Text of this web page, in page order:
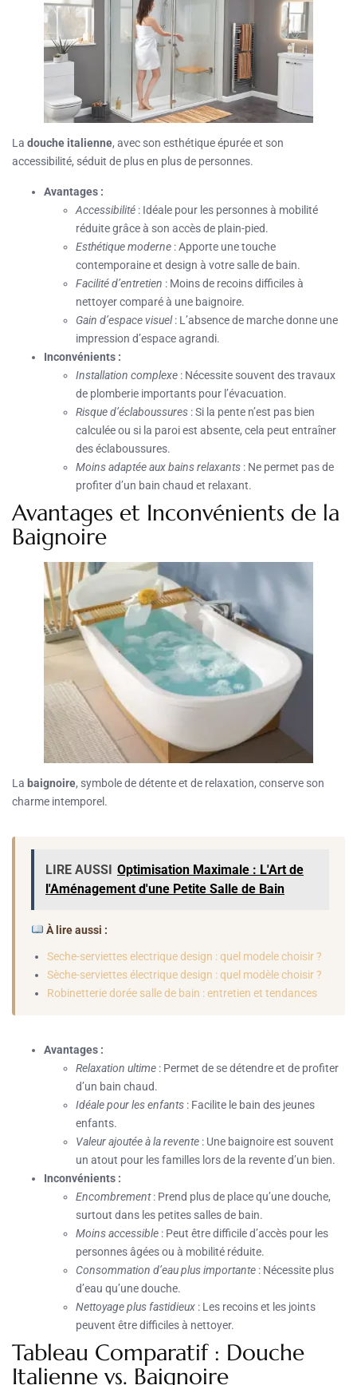
La douche italienne, avec son esthétique épurée et son
accessibilité, séduit de plus en plus de personnes.
Avantages :
Accessibilité : Idéale pour les personnes à mobilité
réduite grâce à son accès de plain-pied.
Esthétique moderne : Apporte une touche
contemporaine et design à votre salle de bain.
Facilité d’entretien : Moins de recoins difficiles à
nettoyer comparé à une baignoire.
Gain d’espace visuel: L’absence de marche donne une
impression d’espace agrandi.
Inconvénients :
Installation complexe : Nécessite souvent des travaux
de plomberie importants pour l’évacuation.
Risque d’éclaboussures : Si la pente n’est pas bien
calculée ou si la paroi est absente, cela peut entraîner
des éclaboussures.
Moins adaptée aux bains relaxants : Ne permet pas de
profiter d’un bain chaud et relaxant.
Avantages et Inconvénients de la
Baignoire
La baignoire, symbole de détente et de relaxation, conserve son
charme intemporel.
LIRE AUSSI Optimisation Maximale : L'Art de
l'Aménagement d'une Petite Salle de Bain
À lire aussi :
Seche-serviettes electrique design : quel modele choisir ?
Sèche-serviettes électrique design : quel modèle choisir ?
Robinetterie dorée salle de bain : entretien et tendances
Avantages :
Relaxation ultime : Permet de se détendre et de profiter
d’un bain chaud.
Idéale pour les enfants : Facilite le bain des jeunes
enfants.
Valeur ajoutée à la revente : Une baignoire est souvent
un atout pour les familles lors de la revente d’un bien.
Inconvénients :
Encombrement: Prend plus de place qu’une douche,
surtout dans les petites salles de bain.
Moins accessible : Peut être difficile d’accès pour les
personnes âgées ou à mobilité réduite.
Consommation d’eau plus importante : Nécessite plus
d’eau qu’une douche.
Nettoyage plus fastidieux : Les recoins et les joints
peuvent être difficiles à nettoyer.
Tableau Comparatif : Douche
Italienne vs. Baignoire